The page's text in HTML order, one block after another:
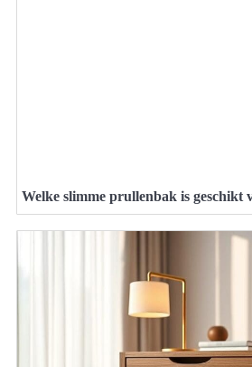
Welke slimme prullenbak is geschikt